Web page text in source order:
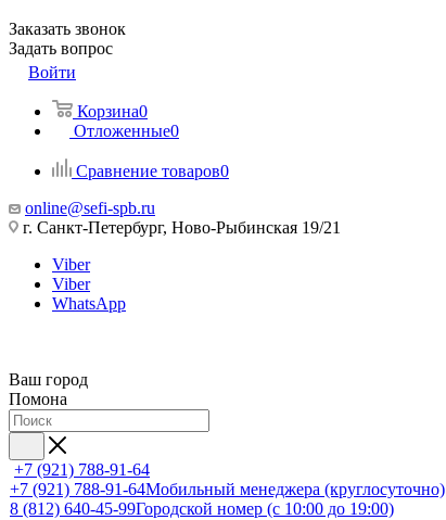
Заказать звонок
Задать вопрос
Войти
Корзина0
Отложенные0
Сравнение товаров0
online@sefi-spb.ru
г. Санкт-Петербург, Ново-Рыбинская 19/21
Viber
Viber
WhatsApp
Ваш город
Помона
+7 (921) 788-91-64
+7 (921) 788-91-64Мобильный менеджера (круглосуточно)
8 (812) 640-45-99Городской номер (с 10:00 до 19:00)